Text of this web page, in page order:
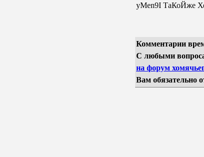
yMen9I ТаКоЙже
Комментарии
С любыми
на форум
Вам обязательно